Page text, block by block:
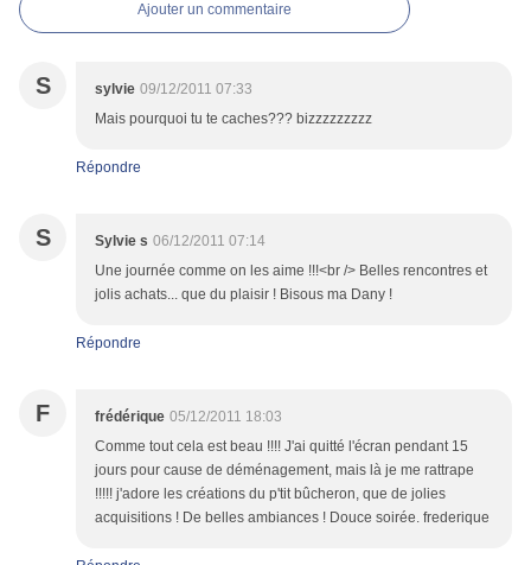
Ajouter un commentaire
S sylvie 09/12/2011 07:33
Mais pourquoi tu te caches??? bizzzzzzzzz
Répondre
S Sylvie s 06/12/2011 07:14
Une journée comme on les aime !!!<br /> Belles rencontres et
jolis achats... que du plaisir ! Bisous ma Dany !
Répondre
F frédérique 05/12/2011 18:03
Comme tout cela est beau !!!! J'ai quitté l'écran pendant 15
jours pour cause de déménagement, mais là je me rattrape
!!!!! j'adore les créations du p'tit bûcheron, que de jolies
acquisitions ! De belles ambiances ! Douce soirée. frederique